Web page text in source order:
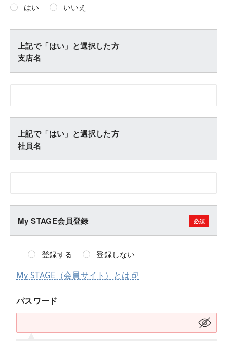
はい いいえ
上記で「はい」と選択した方
支店名
上記で「はい」と選択した方
社員名
My STAGE会員登録
登録する 登録しない
My STAGE（会員サイト）とは
パスワード